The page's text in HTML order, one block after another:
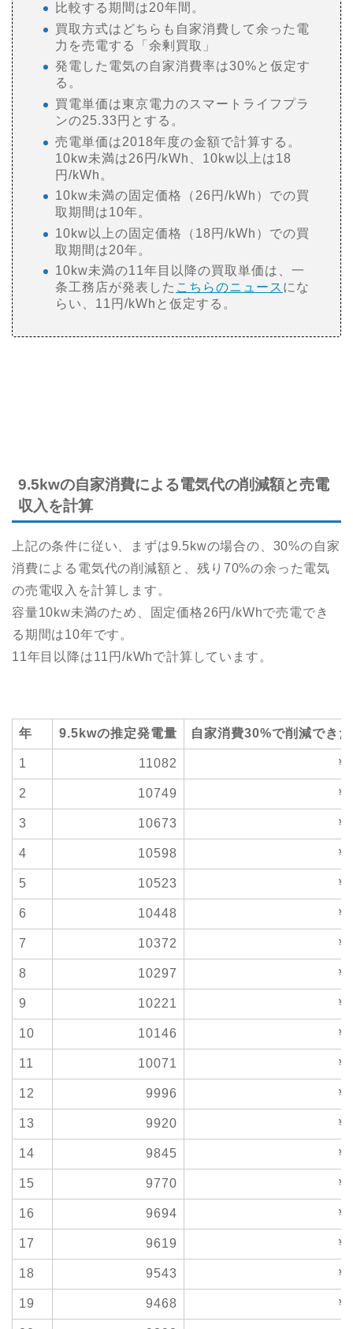
比較する期間は20年間。
買取方式はどちらも自家消費して余った電
力を売電する「余剰買取」
発電した電気の自家消費率は30%と仮定す
る。
買電単価は東京電力のスマートライフプラ
ンの25.33円とする。
売電単価は2018年度の金額で計算する。
10kw未満は26円/kWh、10kw以上は18
円/kWh。
10kw未満の固定価格（26円/kWh）での買
取期間は10年。
10kw以上の固定価格（18円/kWh）での買
取期間は20年。
10kw未満の11年目以降の買取単価は、一
条工務店が発表した こちらのニュース にな
らい、11円/kWhと仮定する。
9.5kwの自家消費による電気代の削減額と売電
収入を計算
上記の条件に従い、まずは9.5kwの場合の、30%の自家
消費による電気代の削減額と、残り70%の余った電気
の売電収入を計算します。
容量10kw未満のため、固定価格26円/kWhで売電でき
る期間は10年です。
11年目以降は11円/kWhで計算しています。
年 9.5kwの推定発電量 自家消費30%で削減でき
1 11082
2 10749
3 10673
4 10598
5 10523
6 10448
7 10372
8 10297
9 10221
10 10146
11 10071
12 9996
13 9920
14 9845
15 9770
16 9694
17 9619
18 9543
19 9468